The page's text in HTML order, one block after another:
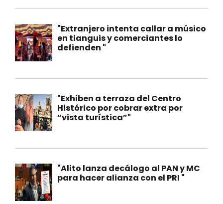
"Extranjero intenta callar a músico
en tianguis y comerciantes lo
defienden "
"Exhiben a terraza del Centro
Histórico por cobrar extra por
“vista turística”"
"Alito lanza decálogo al PAN y MC
para hacer alianza con el PRI "